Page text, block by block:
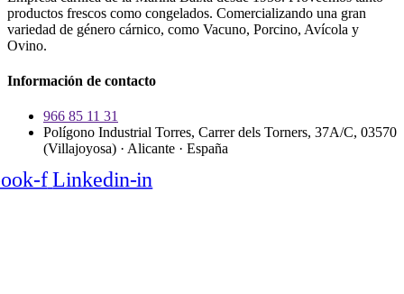
productos frescos como congelados. Comercializando una gran
variedad de género cárnico, como Vacuno, Porcino, Avícola y
Ovino.
Información de contacto
966 85 11 31
Polígono Industrial Torres, Carrer dels Torners, 37A/C, 03570
(Villajoyosa) · Alicante · España
f Linkedin-in